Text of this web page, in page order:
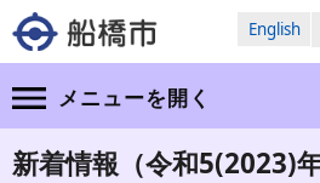
English
メニューを開く
新着情報（令和5(2023)年